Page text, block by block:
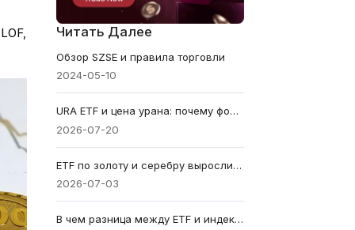
Читать Далее
Обзор SZSE и правила торговли
2024-05-10
URA ETF и цена урана: почему фонд может падать, когда уран дорожает
2026-07-20
ETF по золоту и серебру выросли после данных NFP — фонды металлов снова в центре внимания
2026-07-03
В чем разница между ETF и индексным фондом?